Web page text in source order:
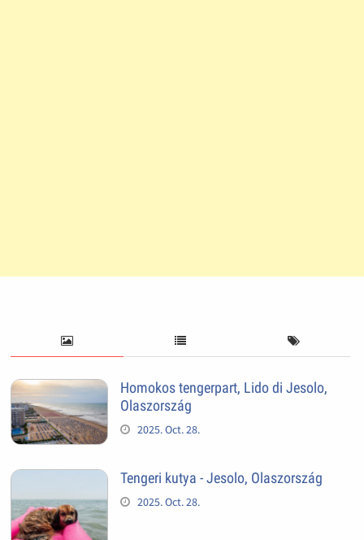
Homokos tengerpart, Lido di Jesolo,
Olaszország
2025. Oct. 28.
Tengeri kutya - Jesolo, Olaszország
2025. Oct. 28.